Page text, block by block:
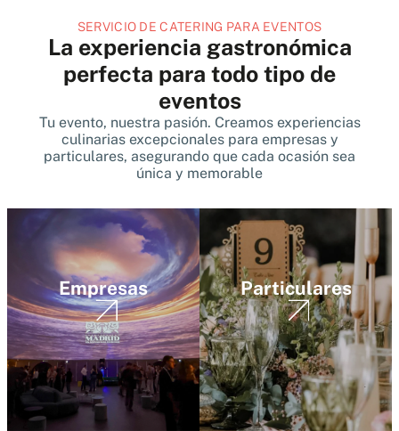
SERVICIO DE CATERING PARA EVENTOS
La experiencia gastronómica
perfecta para todo tipo de
eventos
Tu evento, nuestra pasión. Creamos experiencias
culinarias excepcionales para empresas y
particulares, asegurando que cada ocasión sea
única y memorable
Empresas Particulares